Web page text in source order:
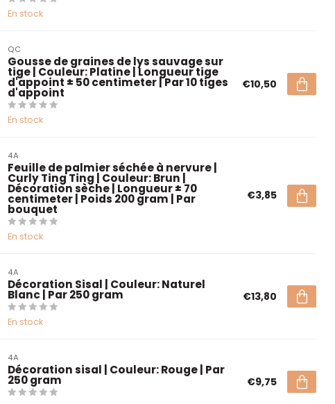
En stock
QC
Gousse de graines de lys sauvage sur
tige | Couleur: Platine | Longueur tige
d'appoint ± 50 centimeter | Par 10 tiges
d'appoint
En stock
€10,50
4A
Feuille de palmier séchée à nervure |
Curly Ting Ting | Couleur: Brun |
Décoration sèche | Longueur ± 70
centimeter | Poids 200 gram | Par
bouquet
En stock
€3,85
4A
Décoration Sisal | Couleur: Naturel
Blanc | Par 250 gram
En stock
€13,80
4A
Décoration sisal | Couleur: Rouge | Par
250 gram €9,75